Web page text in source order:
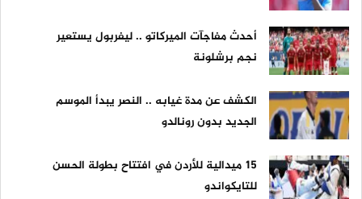
أحدث مفاجآت الميركاتو .. ليفربول يستعير
نجم برشلونة
الكشف عن مدة غيابه .. النصر يبدأ الموسم
الجديد بدون رونالدو
15 ميدالية للأردن في افتتاح بطولة الحسن
للتايكواندو